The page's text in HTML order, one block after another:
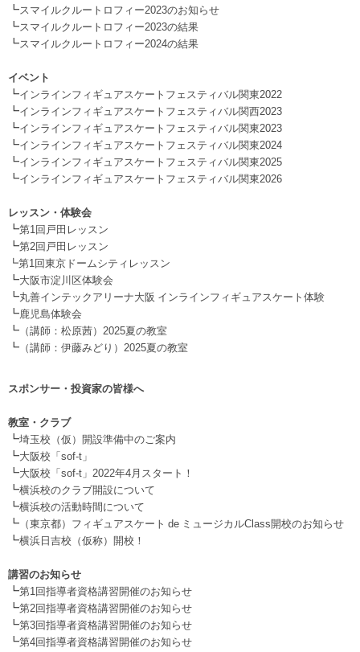
┗スマイルクルートロフィー2023のお知らせ
┗スマイルクルートロフィー2023の結果
┗スマイルクルートロフィー2024の結果
イベント
┗インラインフィギュアスケートフェスティバル関東2022
┗インラインフィギュアスケートフェスティバル関西2023
┗インラインフィギュアスケートフェスティバル関東2023
┗インラインフィギュアスケートフェスティバル関東2024
┗インラインフィギュアスケートフェスティバル関東2025
┗インラインフィギュアスケートフェスティバル関東2026
レッスン・体験会
┗第1回戸田レッスン
┗第2回戸田レッスン
┗第1回東京ドームシティレッスン
┗大阪市淀川区体験会
┗丸善インテックアリーナ大阪 インラインフィギュアスケート体験
┗鹿児島体験会
┗ （講師：松原茜）2025夏の教室
┗ （講師：伊藤みどり）2025夏の教室
スポンサー・投資家の皆様へ
教室・クラブ
┗埼玉校（仮）開設準備中のご案内
┗大阪校「sof-t」
┗大阪校「sof-t」2022年4月スタート！
┗横浜校のクラブ開設について
┗横浜校の活動時間について
┗ （東京都）フィギュアスケート de ミュージカルClass開校のお知らせ
┗横浜日吉校（仮称）開校！
講習のお知らせ
┗第1回指導者資格講習開催のお知らせ
┗第2回指導者資格講習開催のお知らせ
┗第3回指導者資格講習開催のお知らせ
┗第4回指導者資格講習開催のお知らせ